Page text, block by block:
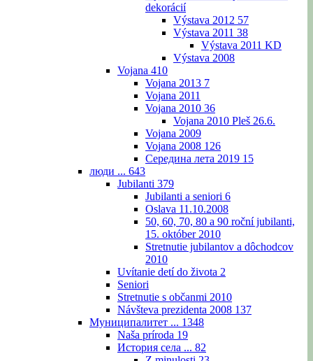
dekorácií
Výstava 2012 57
Výstava 2011 38
Výstava 2011 KD
Výstava 2008
Vojana 410
Vojana 2013 7
Vojana 2011
Vojana 2010 36
Vojana 2010 Pleš 26.6.
Vojana 2009
Vojana 2008 126
Середина лета 2019 15
люди ... 643
Jubilanti 379
Jubilanti a seniori 6
Oslava 11.10.2008
50, 60, 70, 80 a 90 roční jubilanti,
15. október 2010
Stretnutie jubilantov a dôchodcov
2010
Uvítanie detí do života 2
Seniori
Stretnutie s občanmi 2010
Návšteva prezidenta 2008 137
Муниципалитет ... 1348
Naša príroda 19
История села ... 82